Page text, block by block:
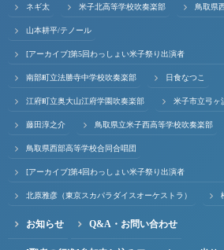
ネギ太 米子北高等学校吹奏楽部 鳥取県
山本耕平/テノール
[アーカイブ]第5回わっしょい米子祭り出演者
南部町立法勝寺中学校吹奏楽部 日食なつこ
江府町立奥大山江府学園吹奏楽部 米子市立弓ヶ
藤田淳之介 鳥取県立米子西高等学校吹奏楽部
鳥取県西部高等学校合同合唱団
[アーカイブ]第4回わっしょい米子祭り出演者
北原雅彦（東京スカパラダイスオーケストラ）
お知らせ Q&A・お問い合わせ